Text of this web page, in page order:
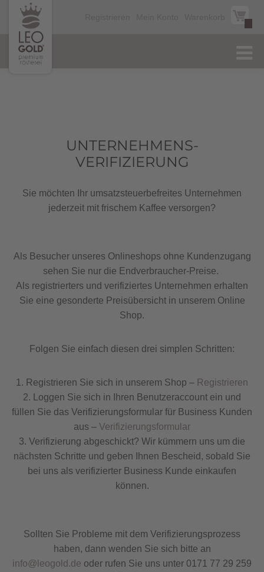
UNTERNEHMENS-
VERIFIZIERUNG
Sie möchten Ihr umsatzsteuerbefreites Unternehmen
jederzeit mit frischem Kaffee versorgen?
Als Besucher unseres Onlineshops ohne Kundenzugang
sehen Sie nur die Endverbraucher-Preise.
Als registrierters und verifiziertes Unternehmen erhalten
Sie eine gesonderte Preisübersicht in unserem Online
Shop.
Folgen Sie einfach diesen drei simplen Schritten:
1. Registrieren Sie sich in unserem Shop – Registrieren
2. Loggen Sie sich in Ihren Benutzeraccount ein und
füllen Sie das Verifizierungsformular für Business Kunden
aus – Verifizierungsformular
3. Verifizierung abgeschickt? Wir kümmern uns um die
nächsten Schritte und geben Ihnen Bescheid, sobald Sie
bei uns als verifizierter Business Kunde einkaufen
können.
Sollten Sie Probleme mit dem Verifizierungsprozess
haben, dann wenden Sie sich bitte an
info@leogold.de oder rufen Sie uns unter 0171 77 29 259